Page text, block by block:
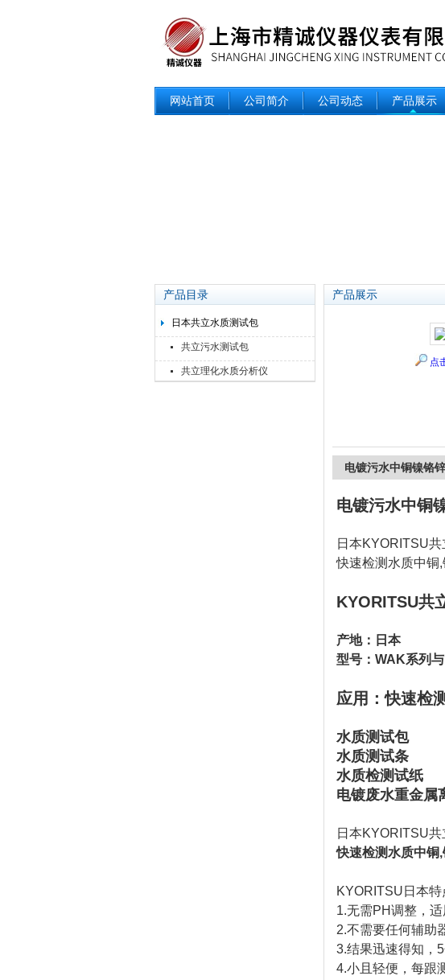
网站首页 公司简介 公司动态 产品展示
产品目录
日本共立水质测试包
共立污水测试包
共立理化水质分析仪
产品展示
点
电镀污水中铜镍铬
电镀污水中铜
日本KYORITSU
快速检测水质中铜,
KYORITSU共
产地：日本
型号：WAK系列
应用：快速检
水质测试包
水质测试条
水质检测试纸
电镀废水重金属
日本KYORITSU共
快速检测水质中铜,
KYORITSU日本特
1.无需PH调整，
2.不需要任何辅助
3.结果迅速得知， 5
4.小且轻便，每跟